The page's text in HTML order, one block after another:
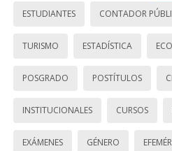
ESTUDIANTES CONTADOR
TURISMO ESTADÍSTICA
POSGRADO POSTÍTULOS
INSTITUCIONALES CURSOS
EXÁMENES GÉNERO